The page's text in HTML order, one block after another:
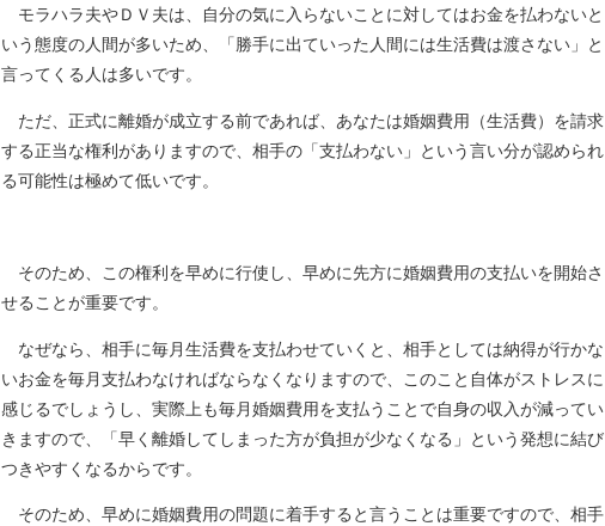
モラハラ夫やＤＶ夫は、自分の気に入らないことに対してはお金を払わないと
いう態度の人間が多いため、「勝手に出ていった人間には生活費は渡さない」と
言ってくる人は多いです。
ただ、正式に離婚が成立する前であれば、あなたは婚姻費用（生活費）を請求
する正当な権利がありますので、相手の「支払わない」という言い分が認められ
る可能性は極めて低いです。
そのため、この権利を早めに行使し、早めに先方に婚姻費用の支払いを開始さ
せることが重要です。
なぜなら、相手に毎月生活費を支払わせていくと、相手としては納得が行かな
いお金を毎月支払わなければならなくなりますので、このこと自体がストレスに
感じるでしょうし、実際上も毎月婚姻費用を支払うことで自身の収入が減ってい
きますので、「早く離婚してしまった方が負担が少なくなる」という発想に結び
つきやすくなるからです。
そのため、早めに婚姻費用の問題に着手すると言うことは重要ですので、相手